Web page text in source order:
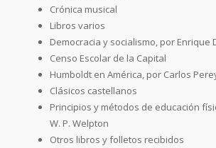
Crónica musical
Libros varios
Democracia y socialismo, por Enrique
Censo Escolar de la Capital
Humboldt en América, por Carlos
Clásicos castellanos
Principios y métodos de educación
W. P. Welpton
Otros libros y folletos recibidos